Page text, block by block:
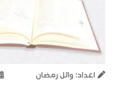
اعداد: وائل رمضان